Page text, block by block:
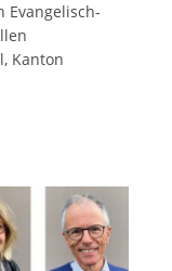
Evangelisch-
Kanton